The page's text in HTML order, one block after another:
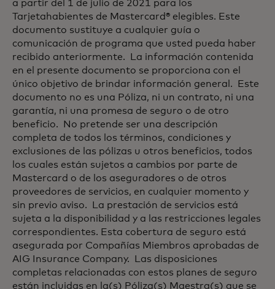
a partir del 1 de julio de 2021 para los
Tarjetahabientes de Mastercard® elegibles. Este
documento sustituye a cualquier guía o
comunicación de programa que usted pueda haber
recibido anteriormente. La información contenida
en el presente documento se proporciona con el
único objetivo de brindar información general. Este
documento no es una Póliza, ni un contrato, ni una
garantía, ni una promesa de seguro o de otro
beneficio. No pretende ser una descripción
completa de todos los términos, condiciones y
exclusiones de las pólizas u otros beneficios, todos
los cuales están sujetos a cambios por parte de
Mastercard o de los aseguradores o de otros
proveedores de servicios, en cualquier momento y
sin previo aviso. La prestación de servicios está
sujeta a la disponibilidad y a las restricciones legales
correspondientes. Esta cobertura de seguro está
asegurada por Compañías Miembros aprobadas de
AIG Insurance Company. Las disposiciones
completas relacionadas con estos planes de seguro
están incluidas en la(s) Póliza(s) Maestra(s) que se